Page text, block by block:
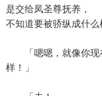
是交给凤圣尊抚养，
不知道要被骄纵成什么
「嗯嗯，就像你现
样！」